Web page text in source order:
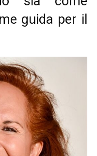
guida per il